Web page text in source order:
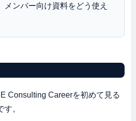
メンバー向け資料をどう使え
Consulting Careerを初めて見る
。